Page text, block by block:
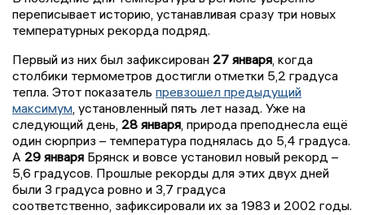
переписывает историю, устанавливая сразу три новых
температурных рекорда подряд.
Первый из них был зафиксирован 27 января, когда
столбики термометров достигли отметки 5,2 градуса
тепла. Этот показатель превзошел предыдущий
максимум, установленный пять лет назад. Уже на
следующий день, 28 января, природа преподнесла ещё
один сюрприз – температура поднялась до 5,4 градуса.
А 29 января Брянск и вовсе установил новый рекорд –
5,6 градусов. Прошлые рекорды для этих двух дней
были 3 градуса ровно и 3,7 градуса
соответственно, зафиксировали их за 1983 и 2002 годы.